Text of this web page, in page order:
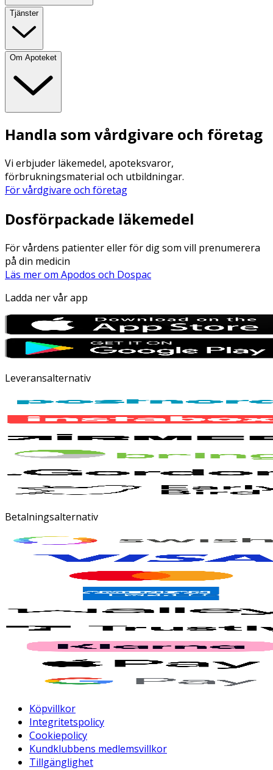
Tjänster
Om Apoteket
Handla som vårdgivare och företag
Vi erbjuder läkemedel, apoteksvaror,
förbrukningsmaterial och utbildningar.
För vårdgivare och företag
Dosförpackade läkemedel
För vårdens patienter eller för dig som vill prenumerera
på din medicin
Läs mer om Apodos och Dospac
Ladda ner vår app
Leveransalternativ
Betalningsalternativ
Köpvillkor
Integritetspolicy
Cookiepolicy
Kundklubbens medlemsvillkor
Tillgänglighet